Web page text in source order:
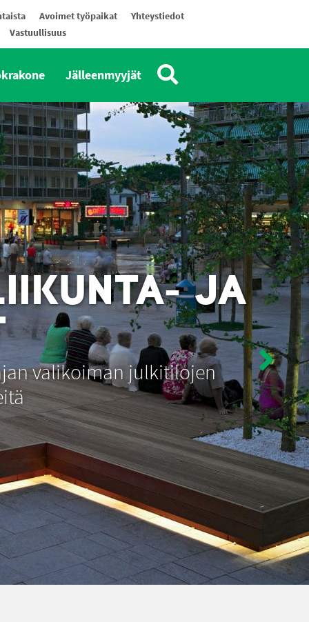
Avoimet työpaikat
Yhteystiedot
Vastuullisuus
Jälleenmyyjät
JA
valikoiman julkitilojen